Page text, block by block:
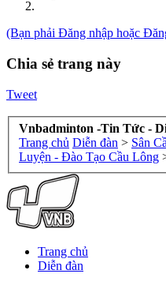
(Bạn phải Đăng nhập hoặc
Chia sẻ trang này
Tweet
Vnbadminton -Tin Tức -
Trang chủ Diễn đàn > Sân
Luyện - Đào Tạo Cầu Lông
Trang chủ
Diễn đàn